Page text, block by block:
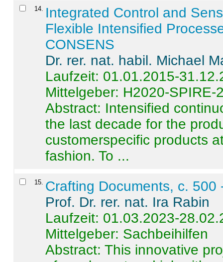
14
Integrated Control and
Flexible Intensified
CONSENS
Dr. rer. nat. habil. Michael
Laufzeit: 01.01.2015-
Mittelgeber: H2020-SPIRE-
Abstract: Intensified
the last decade for the
customerspecific products
fashion. To ...
15 Crafting Documents, c. 500
Prof. Dr. rer. nat. Ira Rabin
Laufzeit: 01.03.2023-
Mittelgeber: Sachbeihilfen
Abstract:This innovative